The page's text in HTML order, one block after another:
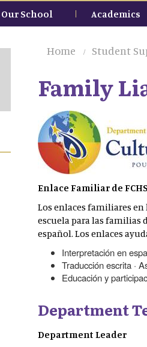
Our School Academics
Home Student
Family
Enlace Familiar de FCHS
Los enlaces familiares
escuela para las familias
español. Los enlaces
Interpretación en
Traducción escrita ·
Educación y
Department
Department Leader